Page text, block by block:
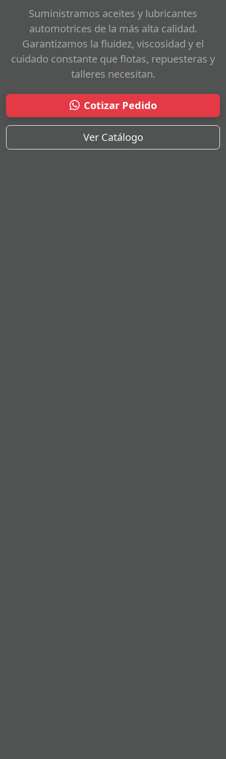
Suministramos aceites y lubricantes
automotrices de la más alta calidad.
Garantizamos la fluidez, viscosidad y el
cuidado constante que flotas, repuesteras y
talleres necesitan.
Cotizar Pedido
Ver Catálogo